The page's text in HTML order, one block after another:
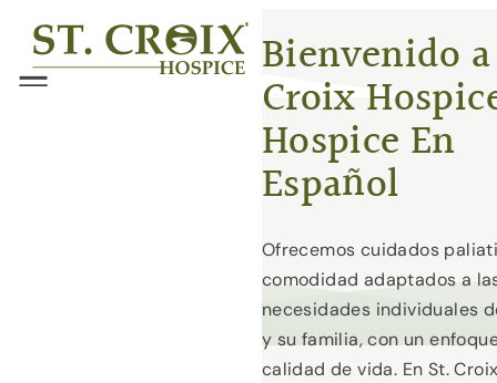
Skip
content
®
Menu Bienvenido
Croix
Hospice En
Español
Ofrecemos cuidados
comodidad adaptados a
necesidades individuales
y su familia, con un
calidad de vida. En St.